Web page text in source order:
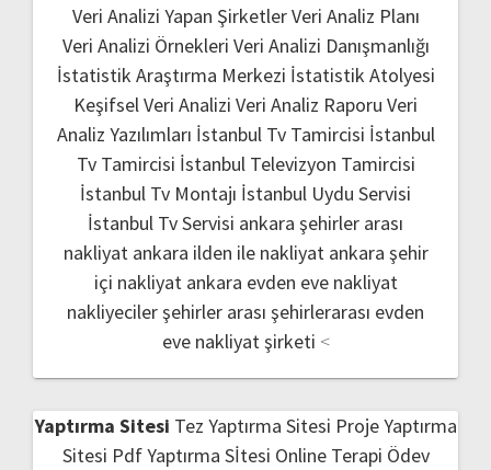
Veri Analizi Yapan ŞirketlerVeri Analiz Planı
Veri Analizi Örnekleri Veri Analizi Danışmanlığı
İstatistik Araştırma Merkezi İstatistik Atolyesi
Keşifsel Veri Analizi Veri Analiz Raporu Veri
Analiz Yazılımları İstanbul Tv Tamircisi İstanbul
Tv Tamircisi İstanbul Televizyon Tamircisi
İstanbul Tv Montajı İstanbul Uydu Servisi
İstanbul Tv Servisi ankara şehirler arası
nakliyat ankara ilden ile nakliyat ankara şehir
içi nakliyat ankara evden eve nakliyat
nakliyeciler şehirler arası şehirlerarası evden
eve nakliyat şirketi <
Yaptırma Sitesi Tez Yaptırma Sitesi Proje Yaptırma
Sitesi Pdf Yaptırma Sİtesi Online Terapi Ödev